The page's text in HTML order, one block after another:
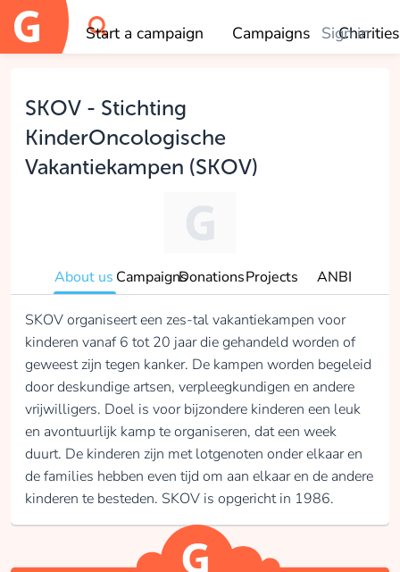
Start a campaign Campaigns Charities
Sign in
OK
SKOV - Stichting
KinderOncologische
Vakantiekampen (SKOV)
About us CampaignsDonationsProjects ANBI
SKOV organiseert een zes-tal vakantiekampen voor
kinderen vanaf 6 tot 20 jaar die gehandeld worden of
geweest zijn tegen kanker. De kampen worden begeleid
door deskundige artsen, verpleegkundigen en andere
vrijwilligers. Doel is voor bijzondere kinderen een leuk
en avontuurlijk kamp te organiseren, dat een week
duurt. De kinderen zijn met lotgenoten onder elkaar en
de families hebben even tijd om aan elkaar en de andere
kinderen te besteden. SKOV is opgericht in 1986.